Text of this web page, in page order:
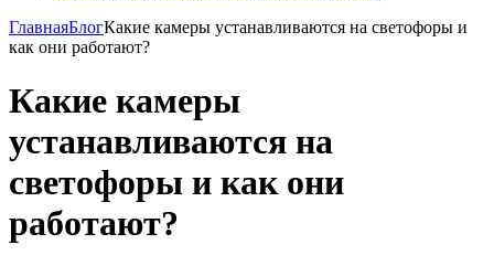
ГлавнаяБлогКакие камеры устанавливаются на светофоры и
как они работают?
Какие камеры
устанавливаются на
светофоры и как они
работают?